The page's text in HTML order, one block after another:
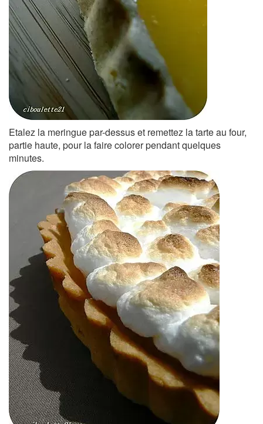
Etalez la meringue par-dessus et remettez la tarte au four,
partie haute, pour la faire colorer pendant quelques
minutes.